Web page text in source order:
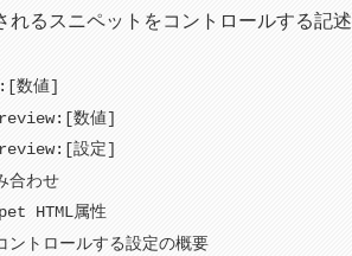
れるスニペットをコントロールする記述
数値]
数値]
設定]
合わせ
HTML属性
ントロールする設定の概要